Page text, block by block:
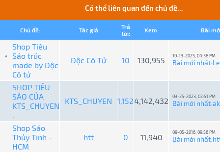
Có thể liên quan đến chủ đề...
Chủ đề: Tác giả
Trả
lời:
Xem: Bài
Shop Tiêu
Sáo trúc
made by Độc
Cô tử
Độc Cô Tử 10 130,955 10-13-2025, 04:38 PM
Bài mới nhất:
SHOP TIÊU
SÁO CỦA
KTS_CHUYEN
.
KTS_CHUYEN 1,1524,142,432 03-25-2023, 02:51 PM
Bài mới nhất:
Shop Sáo
Thủy Tinh -
HCM
htt 0 11,940
09-05-2016, 09:56 PM
Bài mới nhất: